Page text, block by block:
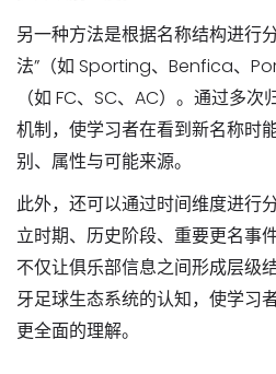
另一种方法是根据名称结构进行
法”（如 Sporting、Benfica、
（如 FC、SC、AC）。通过多
机制，使学习者在看到新名称时
别、属性与可能来源。
此外，还可以通过时间维度进行
立时期、历史阶段、重要更名事
不仅让俱乐部信息之间形成层级
牙足球生态系统的认知，使学习
更全面的理解。